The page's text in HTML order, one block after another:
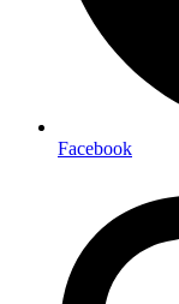
Facebook